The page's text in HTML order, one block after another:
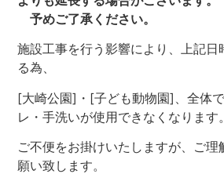
予めご了承ください。
施設工事を行う影響により、上記日
る為、
[大崎公園]・[子ども動物園]、全体
レ・手洗いが使用できなくなります。
ご不便をお掛けいたしますが、 ご理
願い致します。